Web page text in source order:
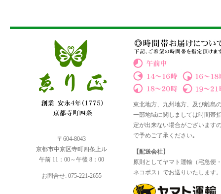
〒604-8043
京都市中京区寺町四条上ル
午前 11：00～午後 8：00
お問合せ: 075-221-2655
東北地方、九州地方、及び離島
一部地域に関しましては時間帯
定が出来ない場合がございます
で予めご了承ください｡
【配送会社】
原則としてヤマト運輸（宅急便
ネコポス）でお送りいたします